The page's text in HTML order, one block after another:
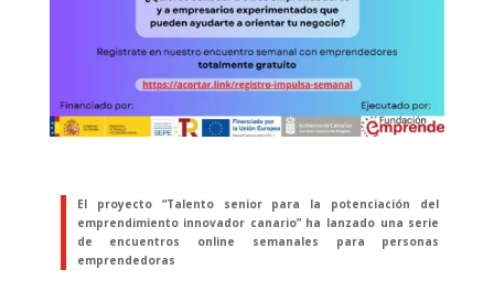
El proyecto “Talento senior para la potenciación del
emprendimiento innovador canario” ha lanzado una serie
de encuentros online semanales para personas
emprendedoras